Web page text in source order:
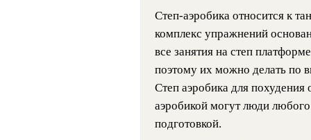
Степ-аэробика относится к
комплекс упражнений
все занятия на степ
поэтому их можно делать по
Степ аэробика для
аэробикой могут люди
подготовкой.